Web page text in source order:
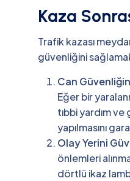
Kaza
Trafik kazası
güvenliğini
Can
Eğer bir
tıbbi yardım
yapılmasını
Olay Yerini
önlemleri
dörtlü ikaz